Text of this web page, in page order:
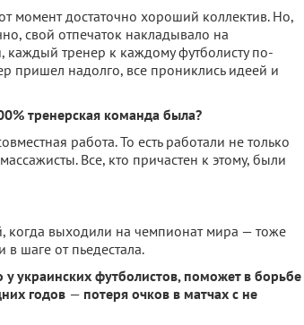
момент достаточно хороший коллектив. Но,
свой отпечаток накладывало на
каждый тренер к каждому футболисту по-
пришел надолго, все прониклись идеей и
тренерская команда была?
работа. То есть работали не только
Все, кто причастен к этому, были
когда выходили на чемпионат мира — тоже
шаге от пьедестала.
у украинских футболистов, поможет в борьбе
годов — потеря очков в матчах с не